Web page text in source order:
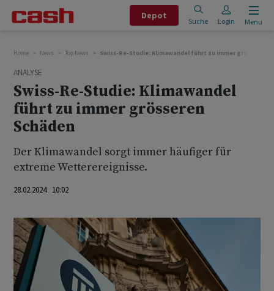
Depot
Suche Login Menu
Home News Top News Swiss-Re-Studie: Klimawandel führt zu immer grösseren
ANALYSE
Swiss-Re-Studie: Klimawandel
führt zu immer grösseren
Schäden
Der Klimawandel sorgt immer häufiger für
extreme Wetterereignisse.
28.02.2024 10:02